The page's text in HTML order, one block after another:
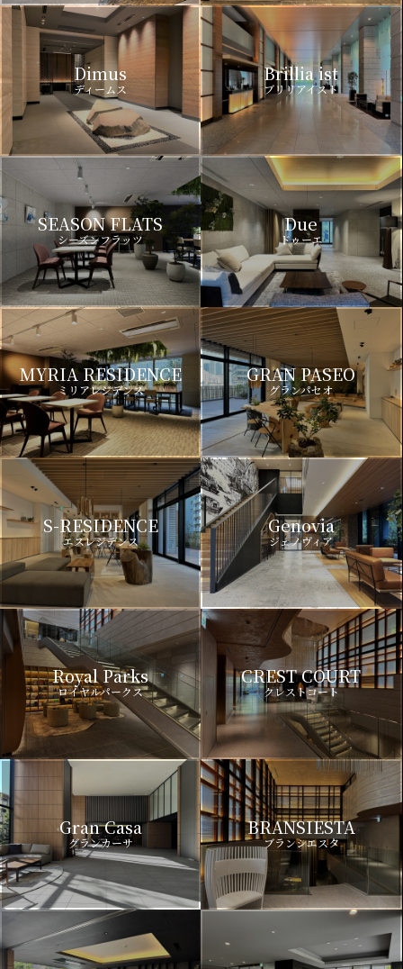
Dimus
ディームス
Brillia ist
ブリリアイスト
SEASON FLATS
シーズンフラッツ
Due
ドゥーエ
MYRIA RESIDENCE
ミリアレジデンス
GRAN PASEO
グランパセオ
S-RESIDENCE
エスレジデンス
Genovia
ジェノヴィア
Royal Parks
ロイヤルパークス
CREST COURT
クレストコート
Gran Casa
グランカーサ
BRANSIESTA
ブランシエスタ